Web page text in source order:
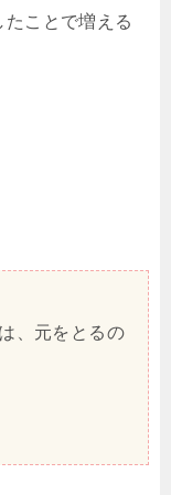
ことで増える
、元をとるの